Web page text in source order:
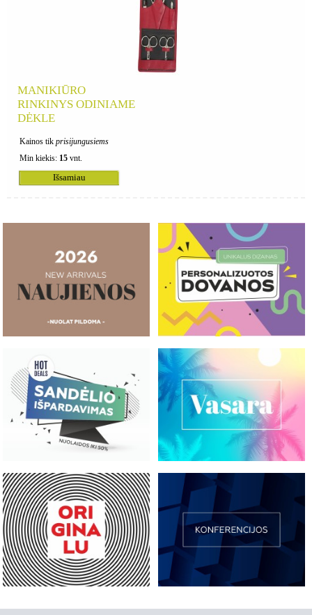
MANIKIŪRO
RINKINYS ODINIAME
DĖKLE
Kainos tik prisijungusiems
Min kiekis: 15 vnt.
Išsamiau